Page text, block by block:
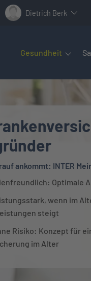
Dietrich Berk
Hier befindet sich
Gesundheit
ankommt: INTER
Optimale
wenn im
steigt
Risiko: Konzept für
im Alter